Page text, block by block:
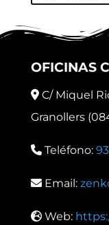
OFICINAS
C/ Miquel
Granollers
Teléfono:
Email:
Web: